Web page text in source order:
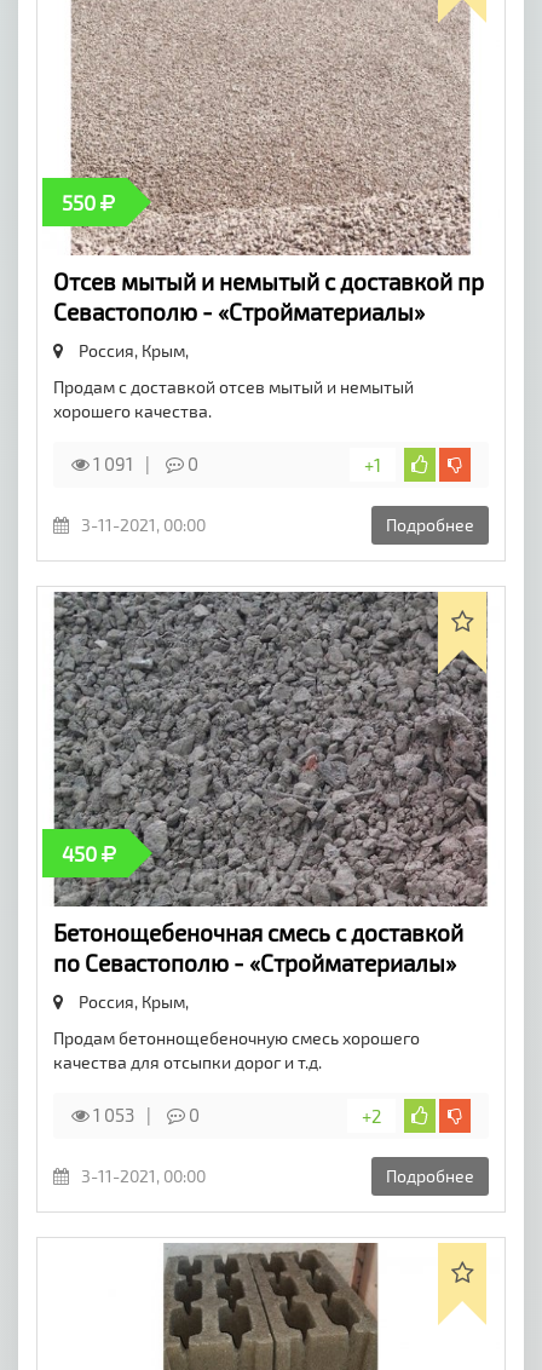
550
Отсев мытый и немытый с доставкой пр
Севастополю - «Стройматериалы»
Россия, Крым,
Продам с доставкой отсев мытый и немытый
хорошего качества.
1 091 0 +1
3-11-2021, 00:00 Подробнее
450
Бетонощебеночная смесь с доставкой
по Севастополю - «Стройматериалы»
Россия, Крым,
Продам бетоннощебеночную смесь хорошего
качества для отсыпки дорог и т.д.
1 053 0 +2
3-11-2021, 00:00 Подробнее